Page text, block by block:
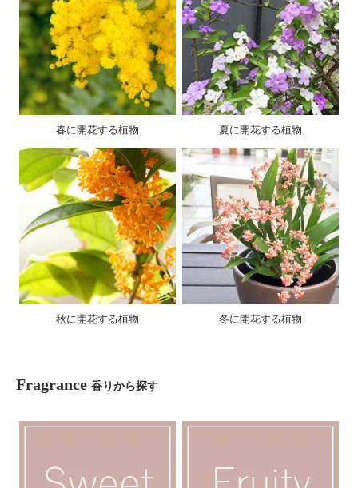
春に開花する植物 夏に開花する植物
秋に開花する植物 冬に開花する植物
Fragrance 香りから探す